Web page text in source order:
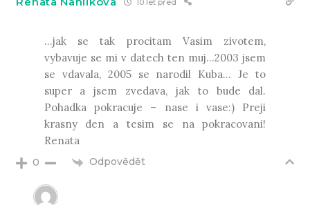
…jak se tak procitam Vasim zivotem,
vybavuje se mi v datech ten muj…2003 jsem
se vdavala, 2005 se narodil Kuba… Je to
super a jsem zvedava, jak to bude dal.
Pohadka pokracuje – nase i vase:) Preji
krasny den a tesim se na pokracovani!
Renata
0 Odpovědět